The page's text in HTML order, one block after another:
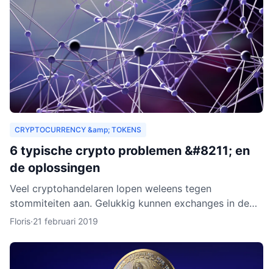
CRYPTOCURRENCY &amp; TOKENS
6 typische crypto problemen &#8211; en
de oplossingen
Veel cryptohandelaren lopen weleens tegen
stommiteiten aan. Gelukkig kunnen exchanges in de
meeste gevallen helpen. Helaas zijn er ook gevallen
Floris·21 februari 2019